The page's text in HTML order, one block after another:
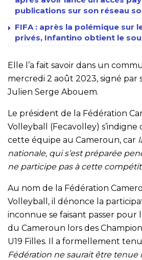
publications sur son réseau
FIFA : après la polémique sur
privés, Infantino obtient le
Elle l’a fait savoir dans un
mercredi 2 août 2023, signé par
Julien Serge Abouem.
Le président de la Fédération
Volleyball (Fecavolley)
cette équipe au Cameroun, car
nationale, qui s’est préparée
ne participe pas à cette
Au nom de la Fédération
Volleyball, il dénonce la
inconnue se faisant passer pour
du Cameroun lors des
U19 Filles. Il a formellement
Fédération ne saurait être tenue